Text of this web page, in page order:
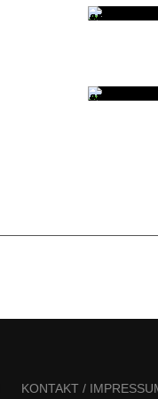
KONTAKT /